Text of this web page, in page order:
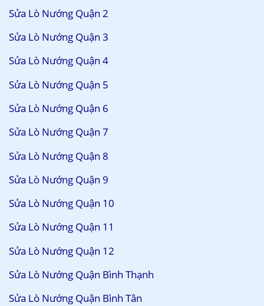
Sửa Lò Nướng Quận 2
Sửa Lò Nướng Quận 3
Sửa Lò Nướng Quận 4
Sửa Lò Nướng Quận 5
Sửa Lò Nướng Quận 6
Sửa Lò Nướng Quận 7
Sửa Lò Nướng Quận 8
Sửa Lò Nướng Quận 9
Sửa Lò Nướng Quận 10
Sửa Lò Nướng Quận 11
Sửa Lò Nướng Quận 12
Sửa Lò Nướng Quận Bình Thạnh
Sửa Lò Nướng Quận Bình Tân